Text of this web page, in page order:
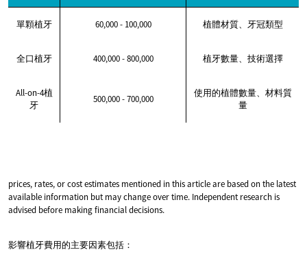
單顆植牙 60,000 - 100,000 植體材質、牙冠類型
全口植牙 400,000 - 800,000 植牙數量、技術選擇
All-on-4植
牙
500,000 - 700,000
使用的植體數量、材料質
量
prices, rates, or cost estimates mentioned in this article are based on the latest
available information but may change over time. Independent research is
advised before making financial decisions.
影響植牙費用的主要因素包括：